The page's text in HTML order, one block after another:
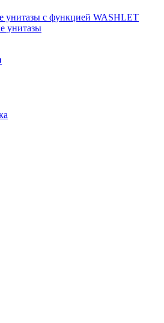
унитазы с функцией WASHLET
унитазы